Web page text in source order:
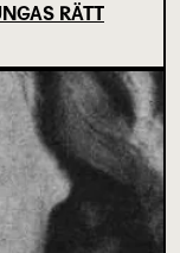
RÄTT